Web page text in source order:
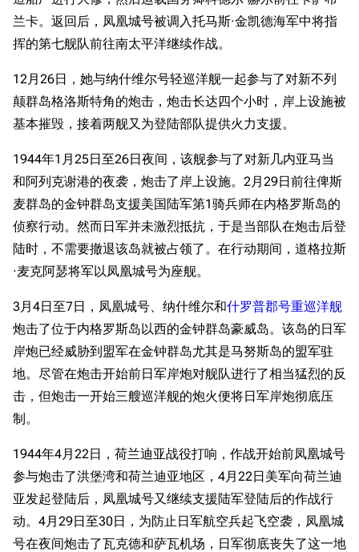
兰卡。返回后，凤凰城号被调入托马斯·金凯德海军中将指
挥的第七舰队前往南太平洋继续作战。
12月26日，她与纳什维尔号轻巡洋舰一起参与了对新不列
颠群岛格洛斯特角的炮击，炮击长达四个小时，岸上设施被
基本摧毁，接着两舰又为登陆部队提供火力支援。
1944年1月25日至26日夜间，该舰参与了对新几内亚马当
和阿列克谢港的夜袭，炮击了岸上设施。2月29日前往俾斯
麦群岛的金钟群岛支援美国陆军第1骑兵师在内格罗斯岛的
侦察行动。然而日军并未激烈抵抗，于是当部队在炮击后登
陆时，不需要撤退该岛就被占领了。在行动期间，道格拉斯
·麦克阿瑟将军以凤凰城号为座舰。
3月4日至7日，凤凰城号、纳什维尔和什罗普郡号重巡洋舰
炮击了位于内格罗斯岛以西的金钟群岛豪威岛。该岛的日军
岸炮已经威胁到盟军在金钟群岛尤其是马努斯岛的盟军驻
地。尽管在炮击开始前日军岸炮对舰队进行了相当猛烈的反
击，但炮击一开始三艘巡洋舰的炮火便将日军岸炮彻底压
制。
1944年4月22日，荷兰迪亚战役打响，作战开始前凤凰城号
参与炮击了洪堡湾和荷兰迪亚地区，4月22日美军向荷兰迪
亚发起登陆后，凤凰城号又继续支援陆军登陆后的作战行
动。4月29日至30日，为防止日军航空兵起飞空袭，凤凰城
号在夜间炮击了瓦克德和萨瓦机场，日军彻底丧失了这一地